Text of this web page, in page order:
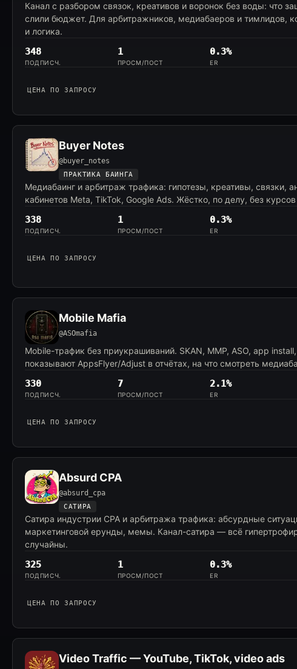
Канал с разбором связок, креативов и воронок без воды: что
слили бюджет. Для арбитражников, медиабаеров и тимлидов,
и логика.
348
ПОДПИСЧ.
1
ПРОСМ/ПОСТ
0.3%
ER
ЦЕНА ПО ЗАПРОСУ
Buyer Notes
@buyer_notes
ПРАКТИКА БАИНГА
Медиабаинг и арбитраж трафика: гипотезы, креативы, связки,
кабинетов Meta, TikTok, Google Ads. Жёстко, по делу, без
338
ПОДПИСЧ.
1
ПРОСМ/ПОСТ
0.3%
ER
ЦЕНА ПО ЗАПРОСУ
Mobile Mafia
@ASOmafia
Mobile-трафик без приукрашиваний. SKAN, MMP, ASO, app
показывают AppsFlyer/Adjust в отчётах, на что смотреть
330
ПОДПИСЧ.
7
ПРОСМ/ПОСТ
2.1%
ER
ЦЕНА ПО ЗАПРОСУ
Absurd CPA
@absurd_cpa
САТИРА
Сатира индустрии CPA и арбитража трафика: абсурдные
маркетинговой ерунды, мемы. Канал-сатира — всё
случайны.
325
ПОДПИСЧ.
1
ПРОСМ/ПОСТ
0.3%
ER
ЦЕНА ПО ЗАПРОСУ
Video Traffic — YouTube, TikTok, video ads